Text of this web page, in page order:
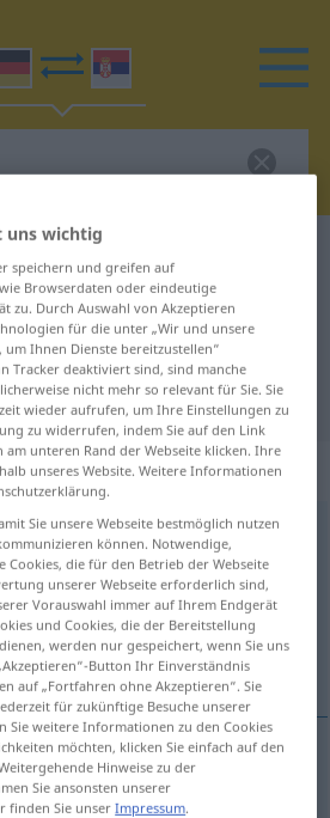
Übersetzung für
Übersetzung
maskulin
anklicken/antippen)
uns wichtig
speichern und greifen auf
Browserdaten oder eindeutige
zu. Durch Auswahl von Akzeptieren
für die unter „Wir und unsere
Ihnen Dienste bereitzustellen“
Tracker deaktiviert sind, sind manche
nicht mehr so relevant für Sie. Sie
wieder aufrufen, um Ihre Einstellungen zu
zu widerrufen, indem Sie auf den Link
am unteren Rand der Webseite klicken. Ihre
unseres Website. Weitere Informationen
Sie unsere Webseite bestmöglich nutzen
können. Notwendige,
Cookies, die für den Betrieb der Webseite
unserer Webseite erforderlich sind,
Vorauswahl immer auf Ihrem Endgerät
und Cookies, die der Bereitstellung
werden nur gespeichert, wenn Sie uns
Button Ihr Einverständnis
auf „Fortfahren ohne Akzeptieren“. Sie
für zukünftige Besuche unserer
Sie weitere Informationen zu den Cookies
möchten, klicken Sie einfach auf den
Hinweise zu der
Sie ansonsten unserer
finden Sie unserImpressum.